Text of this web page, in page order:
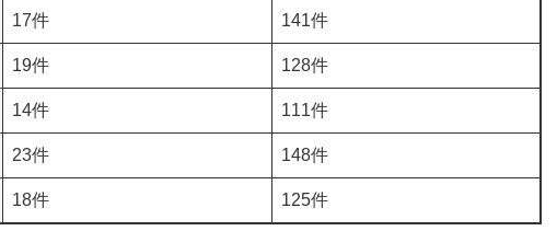
17件 141件
19件 128件
14件 111件
23件 148件
18件 125件